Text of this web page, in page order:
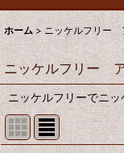
ホーム > ニッケルフリー
ニッケルフリー
ニッケルフリーでニ